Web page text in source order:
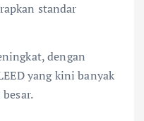
standar
dengan
yang kini banyak